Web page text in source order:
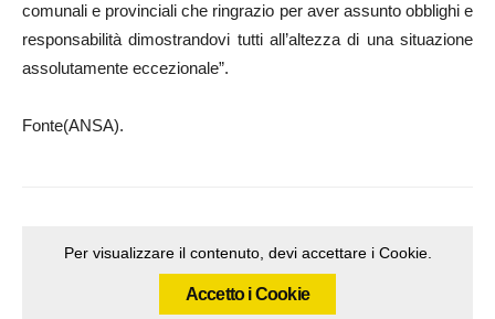
comunali e provinciali che ringrazio per aver assunto obblighi e
responsabilità dimostrandovi tutti all’altezza di una situazione
assolutamente eccezionale”.
Fonte(ANSA).
Per visualizzare il contenuto, devi accettare i Cookie.
Accetto i Cookie